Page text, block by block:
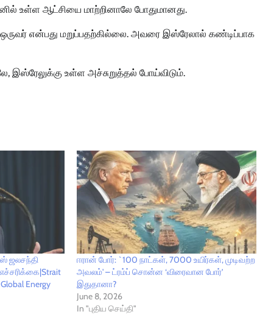
உள்ள ஆட்சியை மாற்றினாலே போதுமானது.
என்பது மறுப்பதற்கில்லை. அவரை இஸ்ரேலால் கண்டிப்பாக
இஸ்ரேலுக்கு உள்ள அச்சுறுத்தல் போய்விடும்.
ஜலசந்தி
Energy
ஈரான் போர்: `100 நாட்கள், 7000 உயிர்கள், முடிவற்ற
அவலம்' – ட்ரம்ப் சொன்ன ‘விரைவான போர்’
இதுதானா?
June 8, 2026
In "புதிய செய்தி"